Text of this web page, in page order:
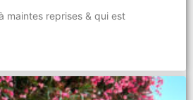
maintes reprises & qui est